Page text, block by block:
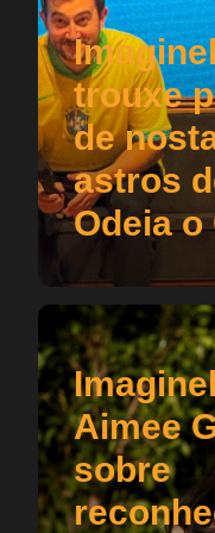
trouxe
de
astros
Odeia o
Aimee
sobre